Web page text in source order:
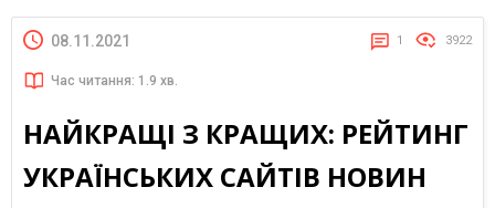
08.11.2021 1 3922
Час читання: 1.9 хв.
НАЙКРАЩІ З КРАЩИХ: РЕЙТИНГ
УКРАЇНСЬКИХ САЙТІВ НОВИН